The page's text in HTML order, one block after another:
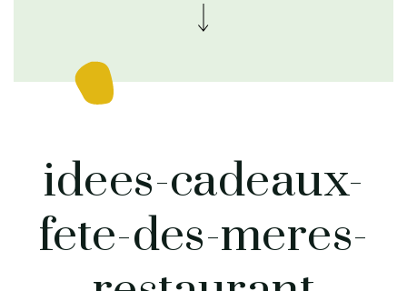
idees-cadeaux-
fete-des-meres-